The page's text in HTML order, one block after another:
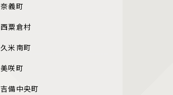
奈義町
西粟倉村
久米南町
美咲町
吉備中央町